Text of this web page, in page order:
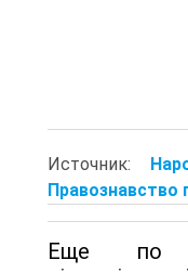
Источник:
Правознавство
Еще по